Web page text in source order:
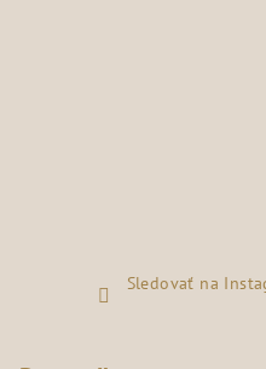
Sledovať na